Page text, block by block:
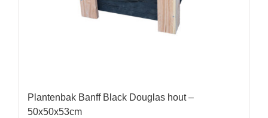
Plantenbak Banff Black Douglas hout –
50x50x53cm